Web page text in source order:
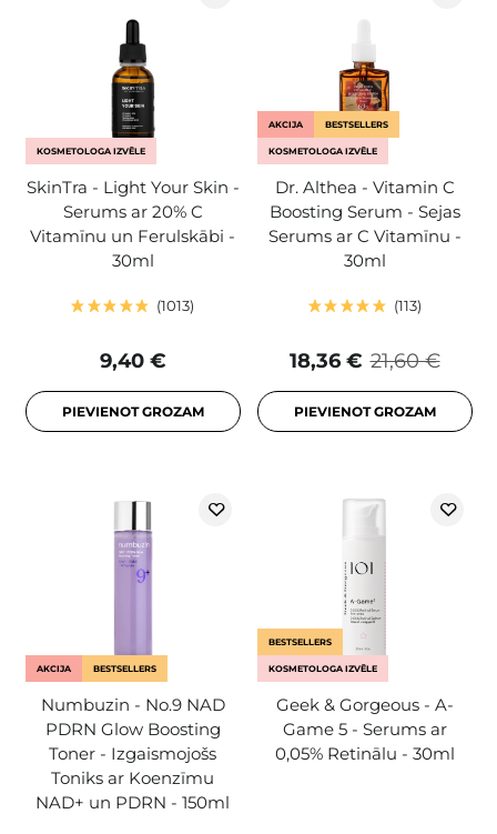
KOSMETOLOGA IZVĒLE
SkinTra - Light Your Skin -
Serums ar 20% C
Vitamīnu un Ferulskābi -
30ml
1013
9,40 €
PIEVIENOT GROZAM
AKCIJA BESTSELLERS
KOSMETOLOGA IZVĒLE
Dr. Althea - Vitamin C
Boosting Serum - Sejas
Serums ar C Vitamīnu -
30ml
113
21,60 €
18,36 €
PIEVIENOT GROZAM
AKCIJA BESTSELLERS
Numbuzin - No.9 NAD
PDRN Glow Boosting
Toner - Izgaismojošs
Toniks ar Koenzīmu
NAD+ un PDRN - 150ml
BESTSELLERS
KOSMETOLOGA IZVĒLE
Geek & Gorgeous - A-
Game 5 - Serums ar
0,05% Retinālu - 30ml